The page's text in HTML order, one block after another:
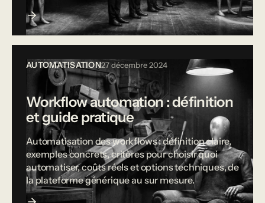
AUTOMATISATION27 décembre 2024
Workflow automation : définition
et guide pratique
Automatisation des workflows : définition claire,
exemples concrets, critères pour choisir quoi
automatiser, coûts réels et options techniques, de
la plateforme générique au sur mesure.